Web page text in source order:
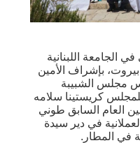
الجامعة اللبنانية
بيروت، بإشراف الأمين
مجلس الشبيبة
كريستينا سلامه
العام السابق طوني
في دير سيدة
في المطار.